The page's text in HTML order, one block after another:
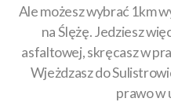
Ale możesz wybrać 1km
na Ślężę. Jedziesz
asfaltowej, skręcasz w
Wjeżdzasz do
prawo w